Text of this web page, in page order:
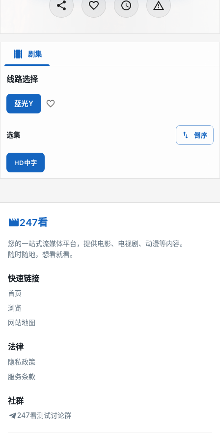
剧集
线路选择
蓝光Y
选集 倒序
HD中字
247看
您的一站式流媒体平台，提供电影、电视剧、动漫等内容。
随时随地，想看就看。
快速链接
首页
浏览
网站地图
法律
隐私政策
服务条款
社群
247看测试讨论群